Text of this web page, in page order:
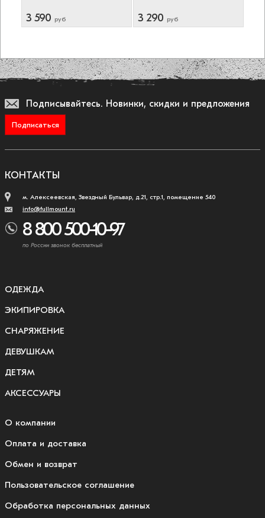
3 590 руб 3 290 руб
Подписывайтесь. Новинки, скидки и предложения
Подписаться
КОНТАКТЫ
м. Алексеевская, Звездный Бульвар, д.21, стр.1, помещение 540
info@fullmount.ru
8 800 500-10-97
по России звонок бесплатный
ОДЕЖДА
ЭКИПИРОВКА
СНАРЯЖЕНИЕ
ДЕВУШКАМ
ДЕТЯМ
АКСЕССУАРЫ
О компании
Оплата и доставка
Обмен и возврат
Пользовательское соглашение
Обработка персональных данных